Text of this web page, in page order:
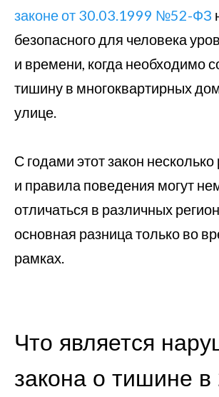
законе от 30.03.1999 №52-ФЗ
безопасного для человека
и времени, когда необходимо
тишину в многоквартирных
улице.
С годами этот закон
и правила поведения могут
отличаться в различных
основная разница только во
рамках.
Что является
закона о тишине в